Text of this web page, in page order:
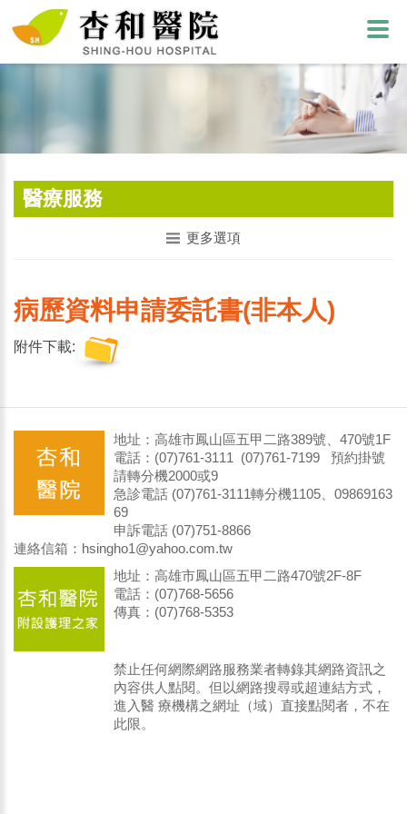
醫療服務
更多選項
病歷資料申請委託書(非本人)
附件下載:
地址：高雄市鳳山區五甲二路389號、470號1F
電話：(07)761-3111 (07)761-7199 預約掛號
請轉分機2000或9
急診電話 (07)761-3111轉分機1105、09869163
69
申訴電話 (07)751-8866
連絡信箱：hsingho1@yahoo.com.tw
地址：高雄市鳳山區五甲二路470號2F-8F
電話：(07)768-5656
傳真：(07)768-5353
禁止任何網際網路服務業者轉錄其網路資訊之
內容供人點閱。但以網路搜尋或超連結方式，
進入醫 療機構之網址（域）直接點閱者，不在
此限。